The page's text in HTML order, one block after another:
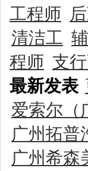
工程师
清洁工
程师 支
最新发表
爱索尔（
广州拓普
广州希森